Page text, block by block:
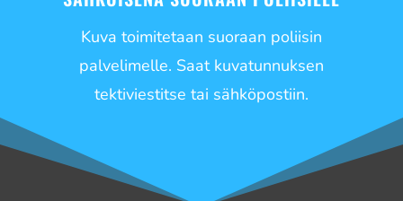
Kuva toimitetaan suoraan poliisin
palvelimelle. Saat kuvatunnuksen
tektiviestitse tai sähköpostiin.